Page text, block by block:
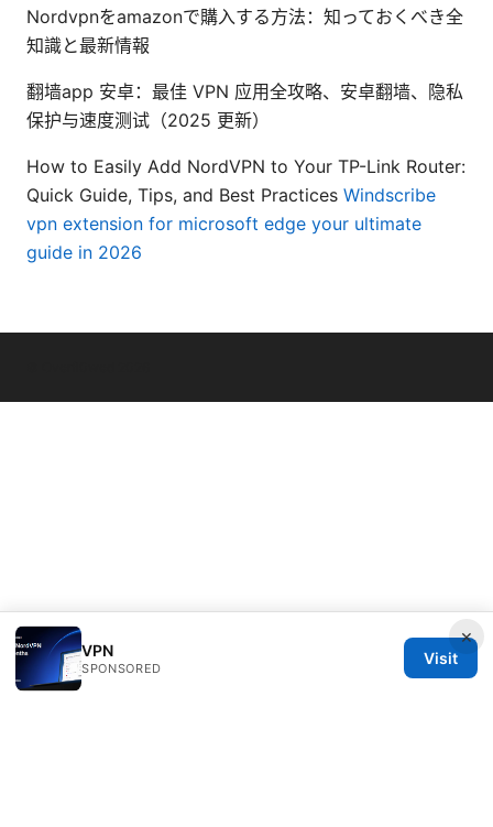
Nordvpnをamazonで購入する方法：知っておくべき全
知識と最新情報
翻墙app 安卓：最佳 VPN 应用全攻略、安卓翻墙、隐私
保护与速度测试（2025 更新）
How to Easily Add NordVPN to Your TP-Link Router:
Quick Guide, Tips, and Best Practices Windscribe
vpn extension for microsoft edge your ultimate
guide in 2026
×
VPN
SPONSORED
Visit